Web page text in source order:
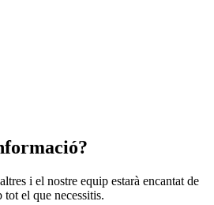
i el nostre equip estarà encantat de
el que necessitis.